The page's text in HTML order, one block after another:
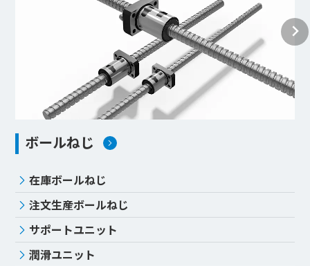
ボールねじ
在庫ボールねじ
注文生産ボールねじ
サポートユニット
潤滑ユニット